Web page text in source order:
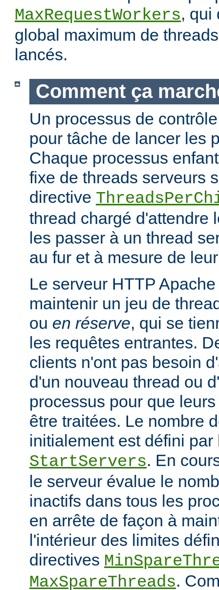
MaxRequestWorkers, qui
global maximum de
lancés.
Comment ça
Un processus de
pour tâche de lancer les
Chaque processus
fixe de threads serveurs
directive
thread chargé d'attendre
les passer à un thread
au fur et à mesure de
Le serveur HTTP
maintenir un jeu de
ou en réserve, qui se
les requêtes entrantes.
clients n'ont pas besoin
d'un nouveau thread ou
processus pour que
être traitées. Le nombre
initialement est défini par
StartServers. En
le serveur évalue le
inactifs dans tous les
en arrête de façon à
l'intérieur des limites
directives
MaxSpareThreads.